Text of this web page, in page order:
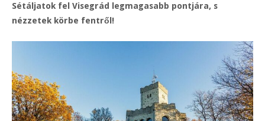
Sétáljatok fel Visegrád legmagasabb pontjára, s
nézzetek körbe fentről!